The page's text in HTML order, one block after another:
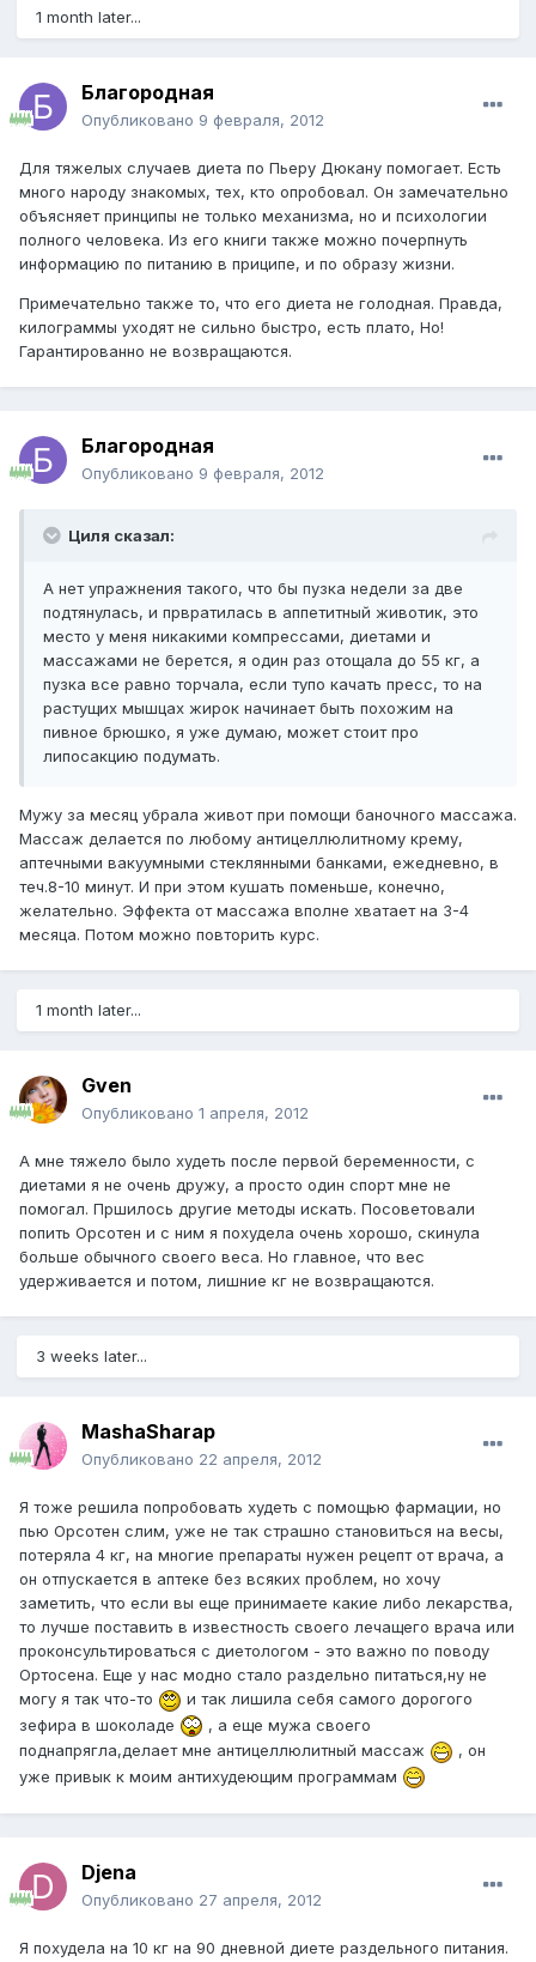
1 month later...
Благородная
Опубликовано 9 февраля, 2012
Для тяжелых случаев диета по Пьеру Дюкану помогает. Есть
много народу знакомых, тех, кто опробовал. Он замечательно
объясняет принципы не только механизма, но и психологии
полного человека. Из его книги также можно почерпнуть
информацию по питанию в приципе, и по образу жизни.
Примечательно также то, что его диета не голодная. Правда,
килограммы уходят не сильно быстро, есть плато, Но!
Гарантированно не возвращаются.
Благородная
Опубликовано 9 февраля, 2012
Циля сказал:
А нет упражнения такого, что бы пузка недели за две
подтянулась, и првратилась в аппетитный животик, это
место у меня никакими компрессами, диетами и
массажами не берется, я один раз отощала до 55 кг, а
пузка все равно торчала, если тупо качать пресс, то на
растущих мышцах жирок начинает быть похожим на
пивное брюшко, я уже думаю, может стоит про
липосакцию подумать.
Мужу за месяц убрала живот при помощи баночного массажа.
Массаж делается по любому антицеллюлитному крему,
аптечными вакуумными стеклянными банками, ежедневно, в
теч.8-10 минут. И при этом кушать поменьше, конечно,
желательно. Эффекта от массажа вполне хватает на 3-4
месяца. Потом можно повторить курс.
1 month later...
Gven
Опубликовано 1 апреля, 2012
А мне тяжело было худеть после первой беременности, с
диетами я не очень дружу, а просто один спорт мне не
помогал. Пршилось другие методы искать. Посоветовали
попить Орсотен и с ним я похудела очень хорошо, скинула
больше обычного своего веса. Но главное, что вес
удерживается и потом, лишние кг не возвращаются.
3 weeks later...
MashaSharap
Опубликовано 22 апреля, 2012
Я тоже решила попробовать худеть с помощью фармации, но
пью Орсотен слим, уже не так страшно становиться на весы,
потеряла 4 кг, на многие препараты нужен рецепт от врача, а
он отпускается в аптеке без всяких проблем, но хочу
заметить, что если вы еще принимаете какие либо лекарства,
то лучше поставить в известность своего лечащего врача или
проконсультироваться с диетологом - это важно по поводу
Ортосена. Еще у нас модно стало раздельно питаться,ну не
могу я так что-то
и так лишила себя самого дорогого
зефира в шоколаде
, а еще мужа своего
поднапрягла,делает мне антицеллюлитный массаж
, он
уже привык к моим антихудеющим программам
Djena
Опубликовано 27 апреля, 2012
Я похудела на 10 кг на 90 дневной диете раздельного питания.